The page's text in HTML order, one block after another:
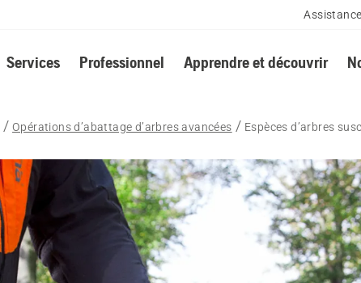
Assistance
Services Professionnel Apprendre et découvrir
Opérations d’abattage d’arbres avancées Espèces d’arbres